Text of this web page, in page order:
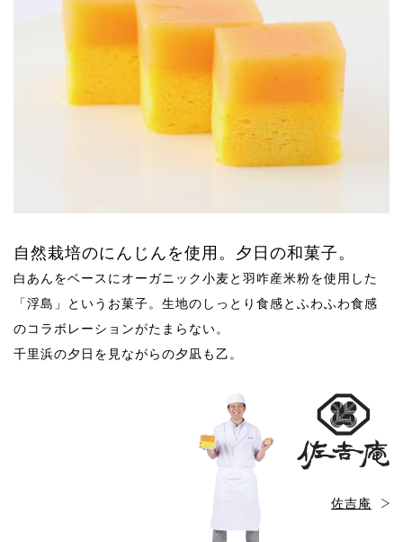
自然栽培のにんじんを使用。夕日の和菓子。
白あんをベースにオーガニック小麦と羽咋産米粉を使用した
「浮島」というお菓子。生地のしっとり食感とふわふわ食感
のコラボレーションがたまらない。
千里浜の夕日を見ながらの夕凪も乙。
佐吉庵